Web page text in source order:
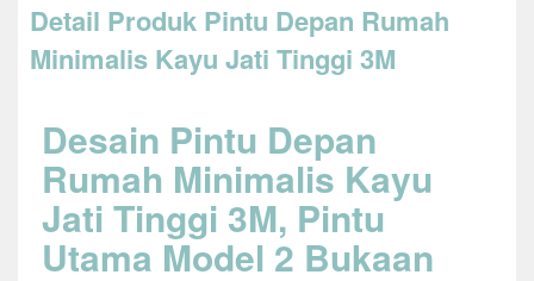
Detail Produk Pintu Depan Rumah
Minimalis Kayu Jati Tinggi 3M
Desain Pintu Depan
Rumah Minimalis Kayu
Jati Tinggi 3M, Pintu
Utama Model 2 Bukaan